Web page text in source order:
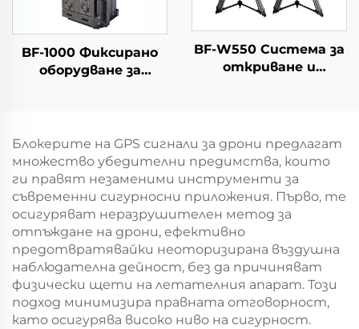
BF-1000 Фиксирано
оборудване за
BF-W550 Система за
откриване и
Блокерите на GPS сигнали за дрони предлагат
множество убедителни предимства, които
ги правят незаменими инструменти за
съвременни сигурносни приложения. Първо, те
осигуряват неразрушителен метод за
отпъждане на дрони, ефективно
предотвратявайки неоторизирана въздушна
наблюдателна дейност, без да причиняват
физически щети на летателния апарат. Този
подход минимизира правната отговорност,
като осигурява високо ниво на сигурност.